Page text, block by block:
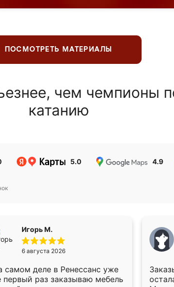
ПОСМОТРЕТЬ МАТЕРИАЛЫ
чем чемпионы
катанию
5.0 4.9
Игорь М.
6 августа 2026
самом деле в Ренессанс уже
первый раз заказываю мебель